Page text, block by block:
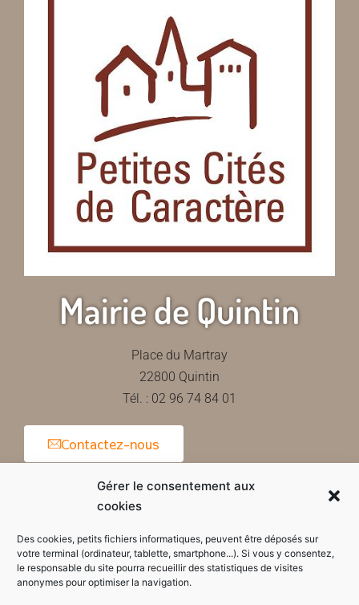
Gérer le consentement aux
cookies
Des cookies, petits fichiers informatiques, peuvent être déposés sur
votre terminal (ordinateur, tablette, smartphone...). Si vous y consentez,
le responsable du site pourra recueillir des statistiques de visites
anonymes pour optimiser la navigation.
Mairie de Quintin
Place du Martray
22800 Quintin
Tél. : 02 96 74 84 01
Contactez-nous
Horaires d'ouverture de la mairie